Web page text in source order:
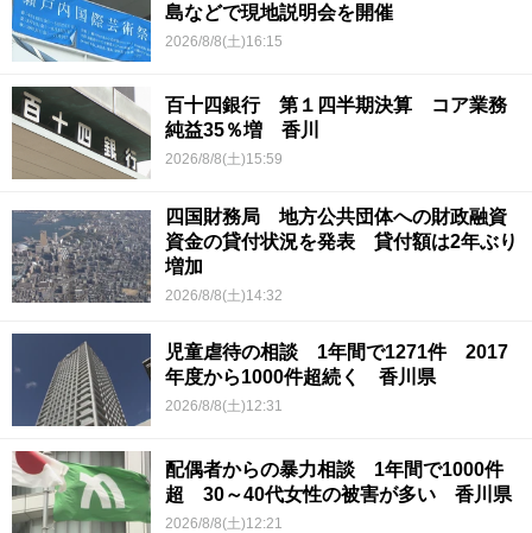
島などで現地説明会を開催
2026/8/8(土)16:15
百十四銀行 第１四半期決算 コア業務
純益35％増 香川
2026/8/8(土)15:59
四国財務局 地方公共団体への財政融資
資金の貸付状況を発表 貸付額は2年ぶり
増加
2026/8/8(土)14:32
児童虐待の相談 1年間で1271件 2017
年度から1000件超続く 香川県
2026/8/8(土)12:31
配偶者からの暴力相談 1年間で1000件
超 30～40代女性の被害が多い 香川県
2026/8/8(土)12:21